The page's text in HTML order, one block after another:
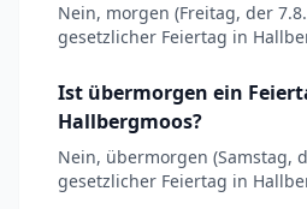
Nein, morgen (Freitag, der
gesetzlicher Feiertag in
Ist übermorgen ein
Hallbergmoos?
Nein, übermorgen (Samstag,
gesetzlicher Feiertag in